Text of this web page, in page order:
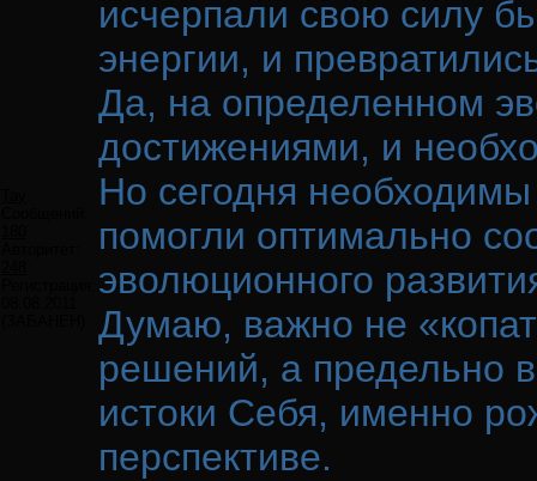
исчерпали свою силу
энергии, и
Да, на определенном
достижениями, и
Но сегодня
помогли оптимально
эволюционного
Думаю, важно не
решений, а предельно
истоки Себя, именно
перспективе.